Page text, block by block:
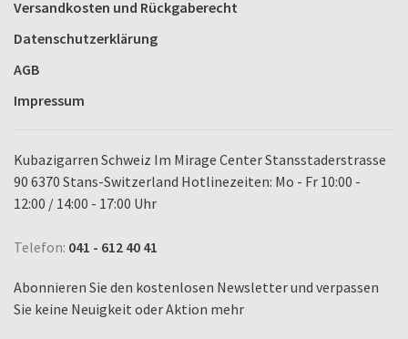
Versandkosten und Rückgaberecht
Datenschutzerklärung
AGB
Impressum
Kubazigarren Schweiz Im Mirage Center Stansstaderstrasse
90 6370 Stans-Switzerland Hotlinezeiten: Mo - Fr 10:00 -
12:00 / 14:00 - 17:00 Uhr
Telefon: 041 - 612 40 41
Abonnieren Sie den kostenlosen Newsletter und verpassen
Sie keine Neuigkeit oder Aktion mehr